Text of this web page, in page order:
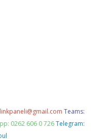
Teams:
0262 606 0 726 Telegram: